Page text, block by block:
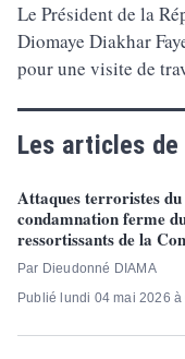
Le Président de la
Diomaye Diakhar
pour une visite de
Les articles
Attaques terroristes
condamnation ferme
ressortissants de la
Par Dieudonné DIAMA
Publié lundi 04 mai 2026 à